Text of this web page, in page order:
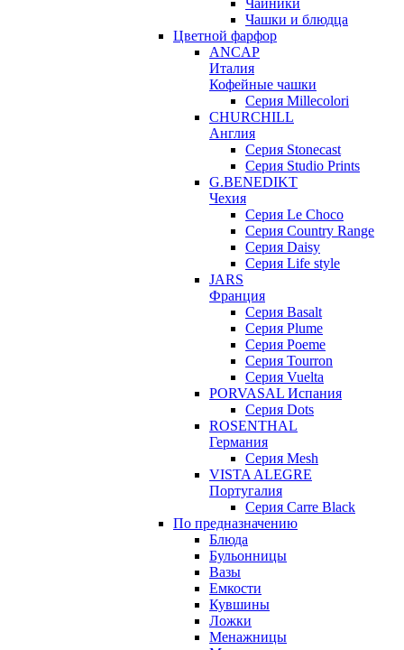
Чайники
Чашки и блюдца
Цветной фарфор
ANCAP
Италия
Кофейные чашки
Серия Millecolori
CHURCHILL
Англия
Серия Stonecast
Серия Studio Prints
G.BENEDIKT
Чехия
Cерия Le Choco
Серия Country Range
Серия Daisy
Серия Life style
JARS
Франция
Серия Basalt
Серия Plume
Серия Poeme
Серия Tourron
Серия Vuelta
PORVASAL Испания
Серия Dots
ROSENTHAL
Германия
Серия Mesh
VISTA ALEGRE
Португалия
Серия Carre Black
По предназначению
Блюда
Бульонницы
Вазы
Емкости
Кувшины
Ложки
Менажницы